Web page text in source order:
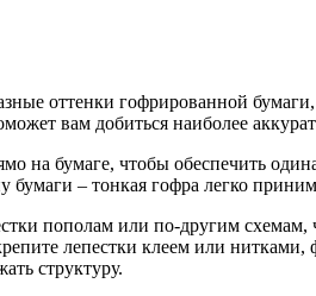
оттенки гофрированной
вам добиться наиболее
на бумаге, чтобы обеспечить
– тонкая гофра легко
пополам или по-другим
лепестки клеем или
структуру.